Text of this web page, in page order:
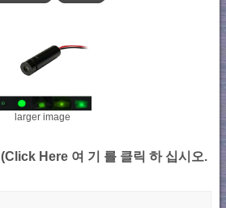
larger image
(Click Here 여 기 를 클릭 하 십시오.